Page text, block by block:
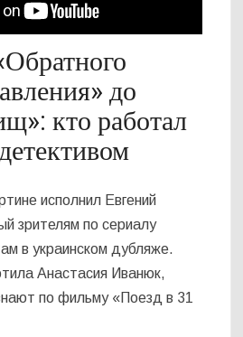
до
кто работал
исполнил Евгений
зрителям по сериалу
в украинском дубляже.
Анастасия Иванюк,
по фильму «Поезд в 31